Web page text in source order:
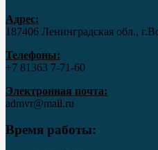
Адрес:
187406 Ленинградская обл.,
Телефоны:
+7 81363 7‑71-60
Электронная почта:
admvr@mail.ru
Время работы: